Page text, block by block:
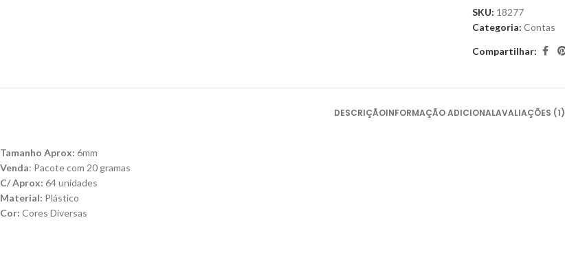
SKU: 18277
Categoria: Contas
Compartilhar:
DESCRIÇÃOINFORMAÇÃO ADICIONALAVALIAÇÕES (1)
Tamanho Aprox: 6mm
Venda: Pacote com 20 gramas
C/ Aprox: 64 unidades
Material: Plástico
Cor: Cores Diversas